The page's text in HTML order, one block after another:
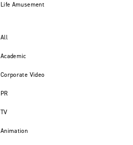
Life Amusement
All
Academic
Corporate Video
PR
TV
Animation